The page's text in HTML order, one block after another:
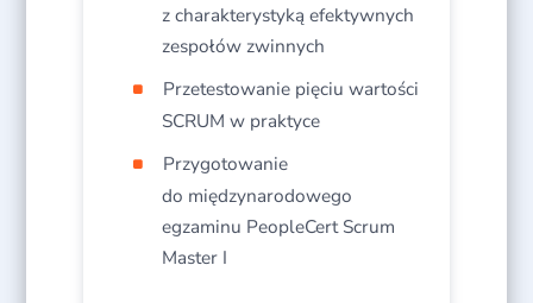
z charakterystyką efektywnych
zespołów zwinnych
Przetestowanie pięciu wartości
SCRUM w praktyce
Przygotowanie
do międzynarodowego
egzaminu PeopleCert Scrum
Master I